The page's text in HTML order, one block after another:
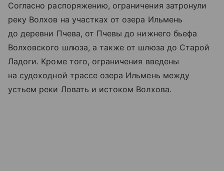
Согласно распоряжению, ограничения затронули
реку Волхов на участках от озера Ильмень
до деревни Пчева, от Пчевы до нижнего бьефа
Волховского шлюза, а также от шлюза до Старой
Ладоги. Кроме того, ограничения введены
на судоходной трассе озера Ильмень между
устьем реки Ловать и истоком Волхова.